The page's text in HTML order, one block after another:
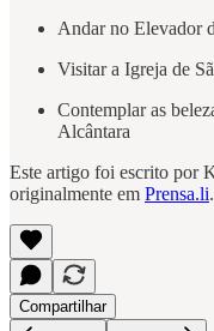
Andar no Elevador
Visitar a Igreja de
Contemplar as
Alcântara
Este artigo foi escrito por
originalmente em Prensa.li.
Compartilhar